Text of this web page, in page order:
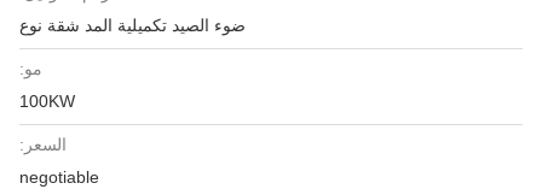
ضوء الصيد تكميلية المد شقة نوع
مو:
100KW
السعر:
negotiable